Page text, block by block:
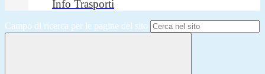
Info Trasporti
Campo di ricerca per le pagine del sito